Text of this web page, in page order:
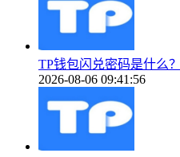
TP钱包闪兑密码是什么
2026-08-06 09:41:56